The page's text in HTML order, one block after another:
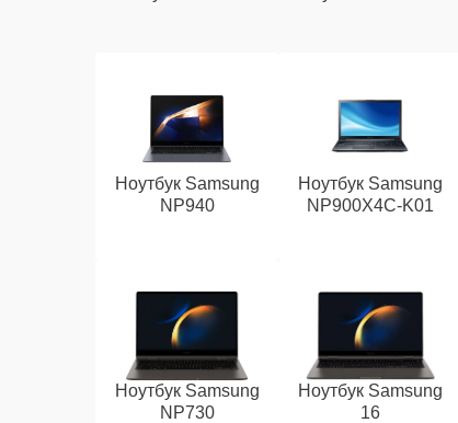
Ноутбук Samsung
NP940
Ноутбук Samsung
NP900X4C-K01
Ноутбук Samsung
NP730
Ноутбук Samsung
16